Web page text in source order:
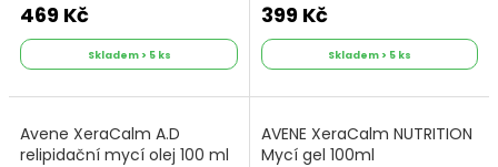
469 Kč
Skladem > 5 ks
399 Kč
Skladem > 5 ks
Avene XeraCalm A.D
relipidační mycí olej 100 ml
AVENE XeraCalm NUTRITION
Mycí gel 100ml